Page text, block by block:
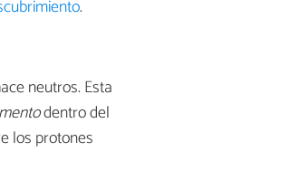
.
neutros. Esta
dentro del
los protones